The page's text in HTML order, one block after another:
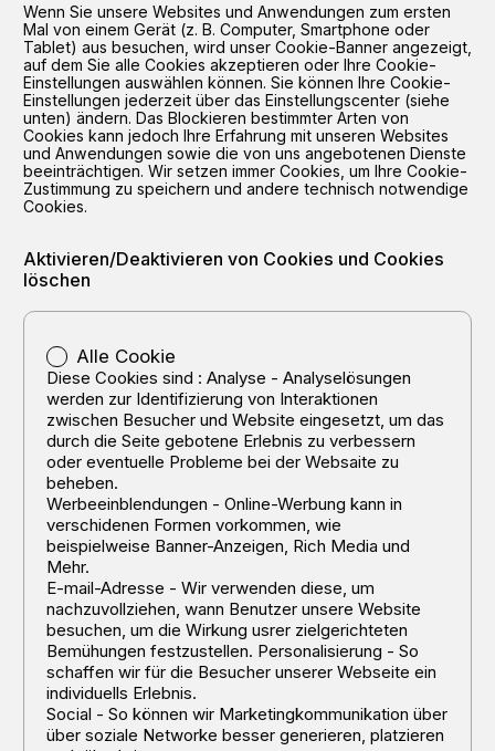
Wenn Sie unsere Websites und Anwendungen zum ersten
Mal von einem Gerät (z. B. Computer, Smartphone oder
Tablet) aus besuchen, wird unser Cookie-Banner angezeigt,
auf dem Sie alle Cookies akzeptieren oder Ihre Cookie-
Einstellungen auswählen können. Sie können Ihre Cookie-
Einstellungen jederzeit über das Einstellungscenter (siehe
unten) ändern. Das Blockieren bestimmter Arten von
Cookies kann jedoch Ihre Erfahrung mit unseren Websites
und Anwendungen sowie die von uns angebotenen Dienste
beeinträchtigen. Wir setzen immer Cookies, um Ihre Cookie-
Zustimmung zu speichern und andere technisch notwendige
Cookies.
Aktivieren/Deaktivieren von Cookies und Cookies
löschen
Alle Cookie
Diese Cookies sind : Analyse - Analyselösungen
werden zur Identifizierung von Interaktionen
zwischen Besucher und Website eingesetzt, um das
durch die Seite gebotene Erlebnis zu verbessern
oder eventuelle Probleme bei der Websaite zu
beheben.
Werbeeinblendungen - Online-Werbung kann in
verschidenen Formen vorkommen, wie
beispielweise Banner-Anzeigen, Rich Media und
Mehr.
E-mail-Adresse - Wir verwenden diese, um
nachzuvollziehen, wann Benutzer unsere Website
besuchen, um die Wirkung usrer zielgerichteten
Bemühungen festzustellen. Personalisierung - So
schaffen wir für die Besucher unserer Webseite ein
individuells Erlebnis.
Social - So können wir Marketingkommunikation über
über soziale Networke besser generieren, platzieren